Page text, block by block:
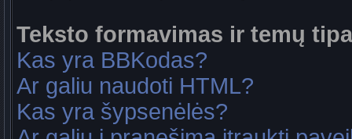
Teksto formavimas ir temų
Kas yra BBKodas?
Ar galiu naudoti HTML?
Kas yra šypsenėlės?